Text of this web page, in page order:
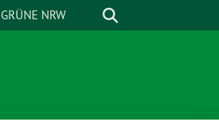
GRÜNE NRW Suche